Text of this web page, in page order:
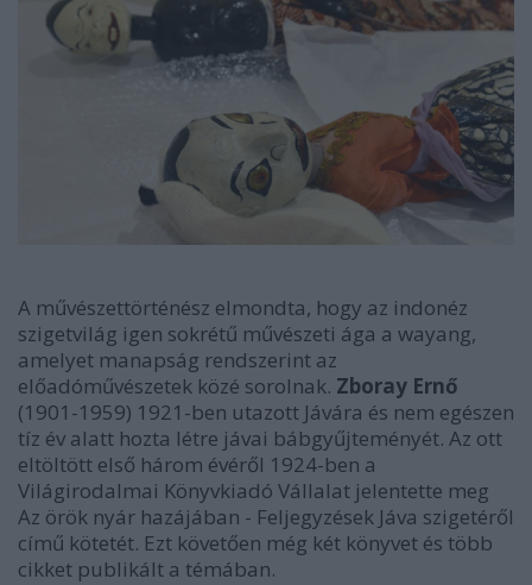
A művészettörténész elmondta, hogy az indonéz
szigetvilág igen sokrétű művészeti ága a wayang,
amelyet manapság rendszerint az
előadóművészetek közé sorolnak. Zboray Ernő
(1901-1959) 1921-ben utazott Jávára és nem egészen
tíz év alatt hozta létre jávai bábgyűjteményét. Az ott
eltöltött első három évéről 1924-ben a
Világirodalmai Könyvkiadó Vállalat jelentette meg
Az örök nyár hazájában - Feljegyzések Jáva szigetéről
című kötetét. Ezt követően még két könyvet és több
cikket publikált a témában.